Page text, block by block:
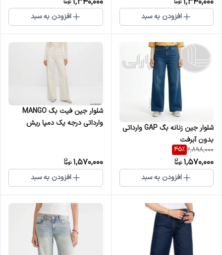
افزودن به سبد افزودن به سبد
شلوار جین زنانه بگ GAP وارداتی
بدون آبرفت
2,898,000
45%
1,570,000
افزودن به سبد
شلوار جین فیت بگ MANGO
وارداتی درجه یک دمپا ریش
1,570,000
افزودن به سبد